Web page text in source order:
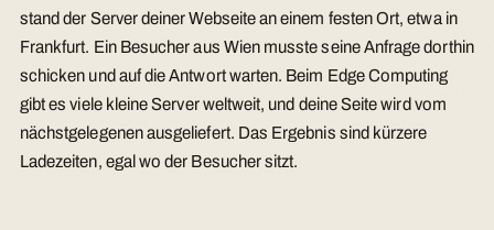
stand der Server deiner Webseite an einem festen Ort, etwa in
Frankfurt. Ein Besucher aus Wien musste seine Anfrage dorthin
schicken und auf die Antwort warten. Beim Edge Computing
gibt es viele kleine Server weltweit, und deine Seite wird vom
nächstgelegenen ausgeliefert. Das Ergebnis sind kürzere
Ladezeiten, egal wo der Besucher sitzt.